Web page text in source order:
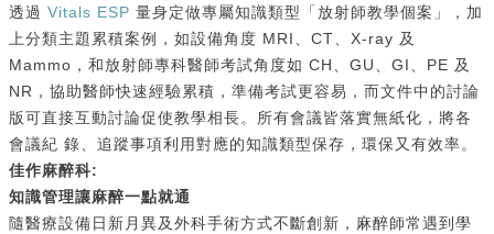
透過 Vitals ESP 量身定做專屬知識類型「放射師教學個案」，加
上分類主題累積案例，如設備角度 MRI、CT、X-ray 及
Mammo，和放射師專科醫師考試角度如 CH、GU、GI、PE 及
NR，協助醫師快速經驗累積，準備考試更容易，而文件中的討論
版可直接互動討論促使教學相長。所有會議皆落實無紙化，將各
會議紀 錄、追蹤事項利用對應的知識類型保存，環保又有效率。
佳作麻醉科:
知識管理讓麻醉一點就通
隨醫療設備日新月異及外科手術方式不斷創新，麻醉師常遇到學